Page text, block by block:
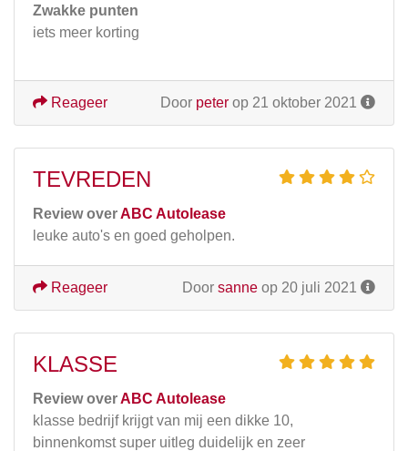
Zwakke punten
iets meer korting
Door peter op 21 oktober 2021
Reageer
TEVREDEN
Review overABC Autolease
leuke auto's en goed geholpen.
Door sanne op 20 juli 2021
Reageer
KLASSE
Review overABC Autolease
klasse bedrijf krijgt van mij een dikke 10,
binnenkomst super uitleg duidelijk en zeer